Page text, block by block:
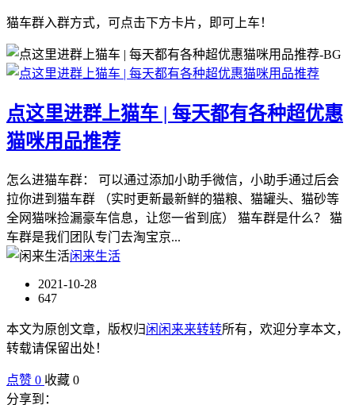
猫车群入群方式，可点击下方卡片，即可上车！
点这里进群上猫车 | 每天都有各种超优惠
猫咪用品推荐
怎么进猫车群： 可以通过添加小助手微信，小助手通过后会
拉你进到猫车群 （实时更新最新鲜的猫粮、猫罐头、猫砂等
全网猫咪捡漏豪车信息，让您一省到底） 猫车群是什么？ 猫
车群是我们团队专门去淘宝京...
闲来生活
2021-10-28
647
本文为原创文章，版权归闲闲来来转转所有，欢迎分享本文，
转载请保留出处！
点赞 0 收藏 0
分享到：